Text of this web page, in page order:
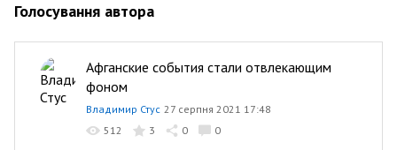
Голосування автора
Афганские события стали отвлекающим
фоном
Владимир Стус 27 серпня 2021 17:48
512
3 0 0